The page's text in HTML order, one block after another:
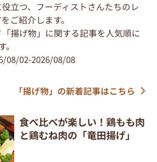
立つ、フーディストさんたちのレ
ご紹介します。
揚げ物」に関する記事を人気順に
08/02-2026/08/08
「揚げ物」の新着記事はこちら
食べ比べが楽しい！鶏もも肉
と鶏むね肉の「竜田揚げ」